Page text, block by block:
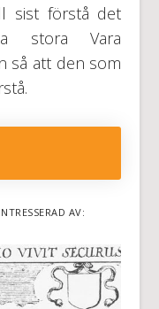
sist förstå det
stora Vara
så att den som
AV: